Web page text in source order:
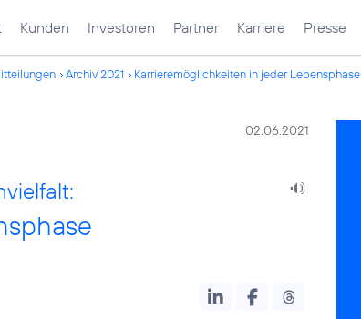
Kunden Investoren Partner Karriere Presse
Archiv 2021 Karrieremöglichkeiten in jeder Lebensphase
02.06.2021